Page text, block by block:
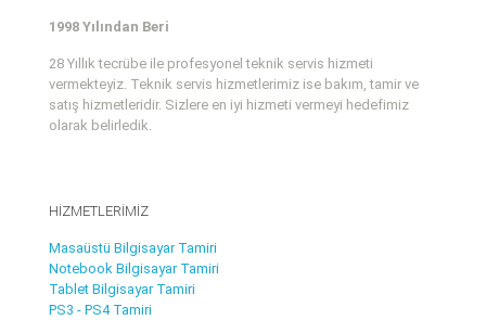
1998 Yılından Beri
28 Yıllık tecrübe ile profesyonel teknik servis hizmeti
vermekteyiz. Teknik servis hizmetlerimiz ise bakım, tamir ve
satış hizmetleridir. Sizlere en iyi hizmeti vermeyi hedefimiz
olarak belirledik.
HİZMETLERİMİZ
Masaüstü Bilgisayar Tamiri
Notebook Bilgisayar Tamiri
Tablet Bilgisayar Tamiri
PS3 - PS4 Tamiri